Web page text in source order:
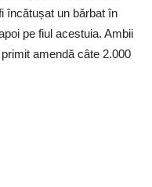
încătușat un bărbat în
pe fiul acestuia. Ambii
amendă câte 2.000